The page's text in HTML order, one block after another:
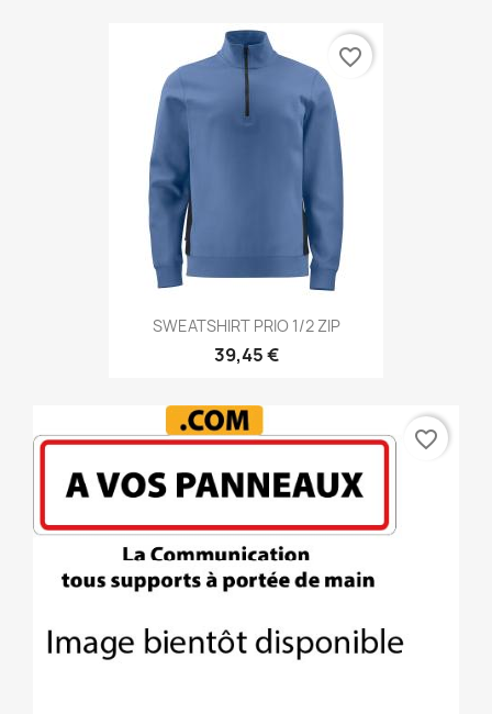
SWEATSHIRT PRIO 1/2 ZIP
39,45 €
favorite_border
favorite_border